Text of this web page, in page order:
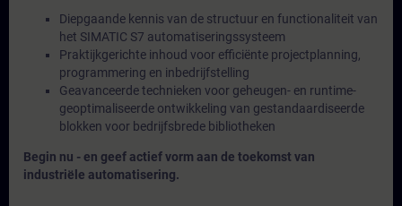
Diepgaande kennis van de structuur en functionaliteit van
het SIMATIC S7 automatiseringssysteem
Praktijkgerichte inhoud voor efficiënte projectplanning,
programmering en inbedrijfstelling
Geavanceerde technieken voor geheugen- en runtime-
geoptimaliseerde ontwikkeling van gestandaardiseerde
blokken voor bedrijfsbrede bibliotheken
Begin nu - en geef actief vorm aan de toekomst van
industriële automatisering.